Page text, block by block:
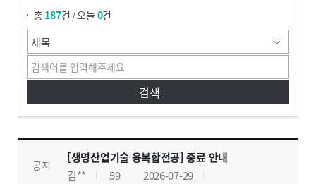
총187 건 / 오늘0건
공지사항
공지
[생명산업기술 융복합전공] 종료 안내
김**
59 2026-07-29